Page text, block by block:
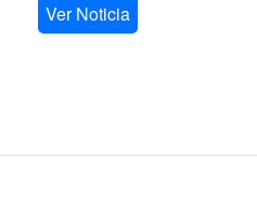
Ver Noticia